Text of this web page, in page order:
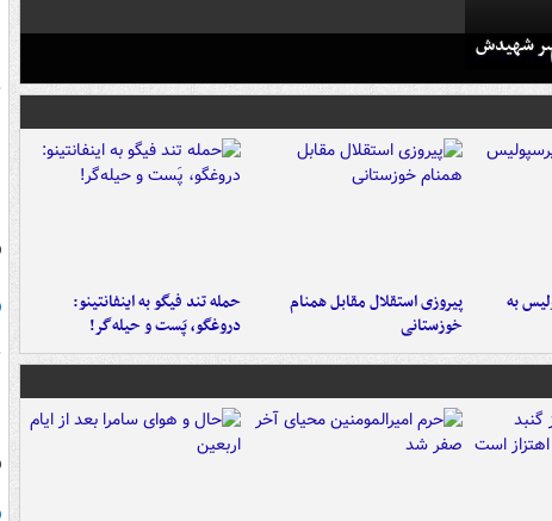
شهیدش
به
پیروزی استقلال مقابل همنام
خوزستانی
حمله تند فیگو به اینفانتینو:
دروغگو، پَست‌ و حیله‌گر!